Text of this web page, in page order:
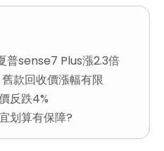
普sense7 Plus漲2.3倍
款回收價漲幅有限
反跌4%
划算有保障?